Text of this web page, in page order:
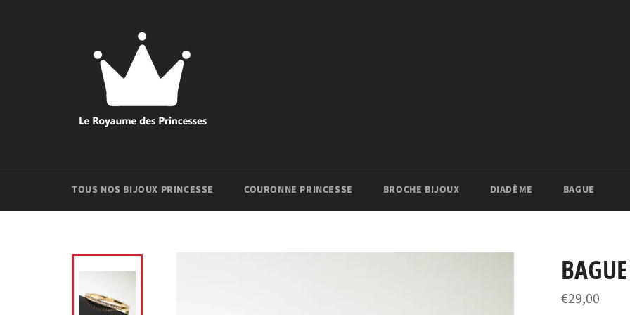
TOUS NOS BIJOUX PRINCESSE COURONNE PRINCESSE BROCHE BIJOUX DIADÈME BAGUE
Prix
régulier
€29,00